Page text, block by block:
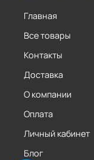
Главная
Все товары
Контакты
Доставка
О компании
Оплата
Личный кабинет
Блог